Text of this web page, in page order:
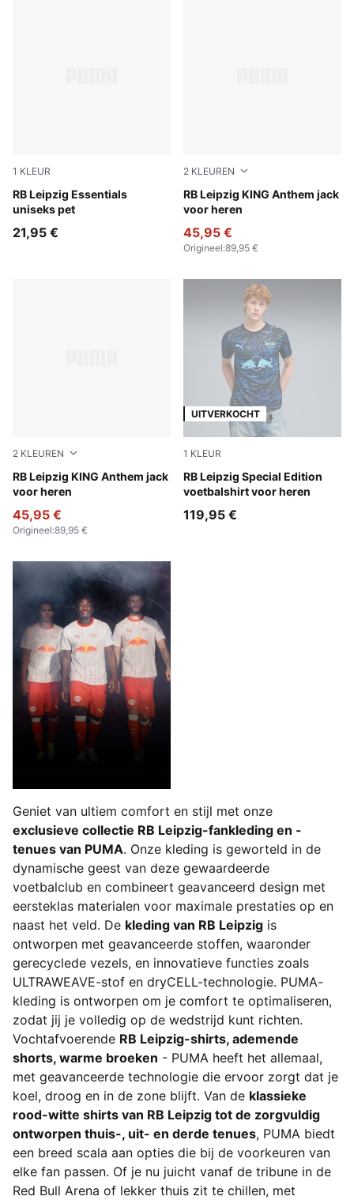
1 KLEUR
RB Leipzig Essentials
uniseks pet
For All Time Red-PUMA White
21,95 €
2 KLEUREN
RB Leipzig KING Anthem jack
voor heren
For All Time Red-PUMA
45,95 €
Origineel:89,95 €
2 KLEUREN
RB Leipzig KING Anthem jack
voor heren
PUMA Black-For All Time Red
45,95 €
Origineel:89,95 €
UITVERKOCHT
1 KLEUR
RB Leipzig Special Edition
voetbalshirt voor heren
PUMA Black-Bluemazing
119,95 €
Geniet van ultiem comfort en stijl met onze
exclusieve collectie RB Leipzig-fankleding en -
tenues van PUMA. Onze kleding is geworteld in de
dynamische geest van deze gewaardeerde
voetbalclub en combineert geavanceerd design met
eersteklas materialen voor maximale prestaties op en
naast het veld. De kleding van RB Leipzig is
ontworpen met geavanceerde stoffen, waaronder
gerecyclede vezels, en innovatieve functies zoals
ULTRAWEAVE-stof en dryCELL-technologie. PUMA-
kleding is ontworpen om je comfort te optimaliseren,
zodat jij je volledig op de wedstrijd kunt richten.
Vochtafvoerende RB Leipzig-shirts, ademende
shorts, warme broeken - PUMA heeft het allemaal,
met geavanceerde technologie die ervoor zorgt dat je
koel, droog en in de zone blijft. Van de klassieke
rood-witte shirts van RB Leipzig tot de zorgvuldig
ontworpen thuis-, uit- en derde tenues, PUMA biedt
een breed scala aan opties die bij de voorkeuren van
elke fan passen. Of je nu juicht vanaf de tribune in de
Red Bull Arena of lekker thuis zit te chillen, met